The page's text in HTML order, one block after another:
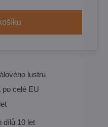
košíku
lustru
po celé EU
dílů 10 let